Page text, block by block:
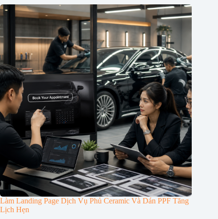
Làm Landing Page Dịch Vụ Phủ Ceramic Và Dán PPF Tăng
Lịch Hẹn